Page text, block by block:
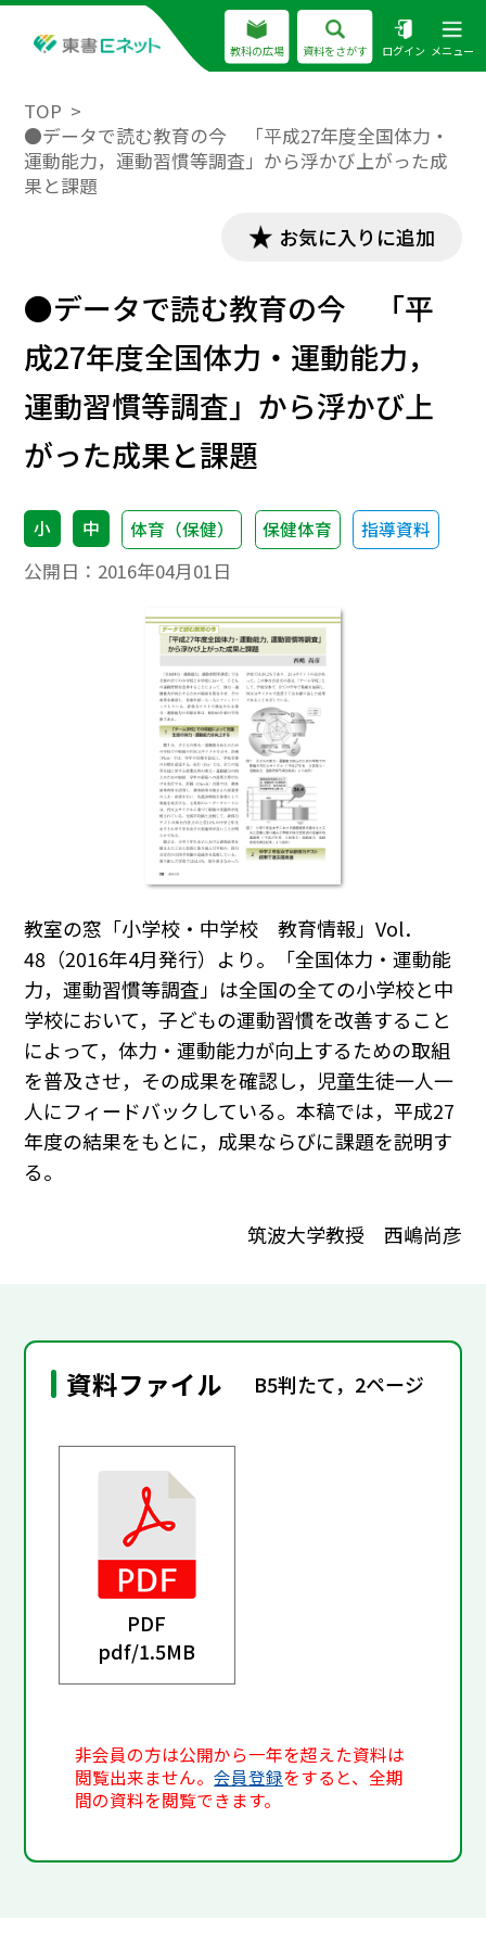
教科の広場 資料をさがす ログイン メニュー
TOP
●データで読む教育の今 「平成27年度全国体力・
運動能力，運動習慣等調査」から浮かび上がった成
果と課題
お気に入りに追加
●データで読む教育の今 「平
成27年度全国体力・運動能力，
運動習慣等調査」から浮かび上
がった成果と課題
小 中 体育（保健） 保健体育 指導資料
公開日： 2016年04月01日
教室の窓「小学校・中学校 教育情報」Vol．
48（2016年4月発行）より。「全国体力・運動能
力，運動習慣等調査」は全国の全ての小学校と中
学校において，子どもの運動習慣を改善すること
によって，体力・運動能力が向上するための取組
を普及させ，その成果を確認し，児童生徒一人一
人にフィードバックしている。本稿では，平成27
年度の結果をもとに，成果ならびに課題を説明す
る。
筑波大学教授 西嶋尚彦
資料ファイル B5判たて，2ページ
PDF
pdf/1.5MB
非会員の方は公開から一年を超えた資料は
閲覧出来ません。会員登録をすると、全期
間の資料を閲覧できます。